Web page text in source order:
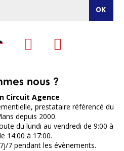
nous ?
Circuit Agence
prestataire référencé du
depuis 2000.
du lundi au vendredi de 9:00 à
14:00 à 17:00.
7 pendant les évènements.